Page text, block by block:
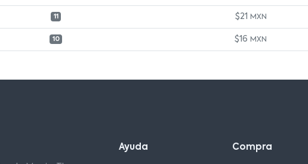
11 $21 MXN
10 $16 MXN
Ayuda Compra